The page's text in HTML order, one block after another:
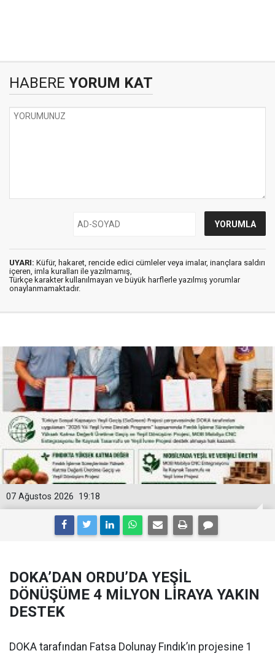
HABERE YORUM KAT
UYARI: Küfür, hakaret, rencide edici cümleler veya imalar, inançlara saldırı
içeren, imla kuralları ile yazılmamış,
Türkçe karakter kullanılmayan ve büyük harflerle yazılmış yorumlar
onaylanmamaktadır.
19:18
07 Ağustos 2026
DOKA’DAN ORDU’DA YEŞİL
DÖNÜŞÜME 4 MİLYON LİRAYA YAKIN
DESTEK
DOKA tarafından Fatsa Dolunay Fındık’ın projesine 1